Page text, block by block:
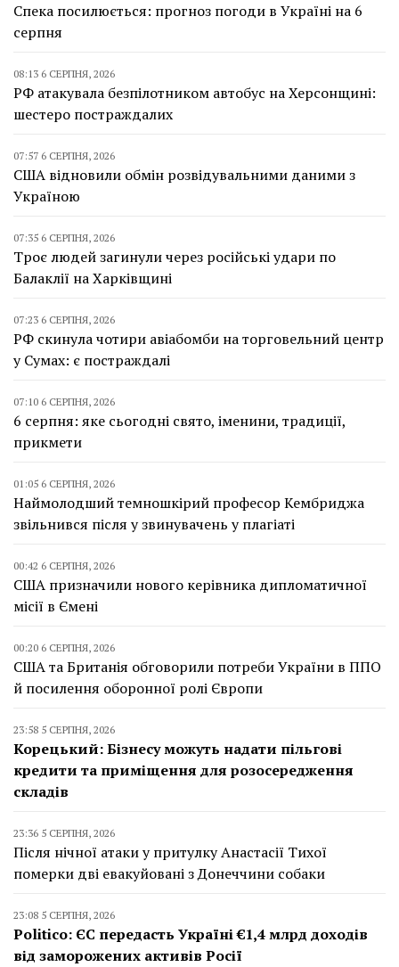
Спека посилюється: прогноз погоди в Україні на 6
серпня
08:13 6 СЕРПНЯ, 2026
РФ атакувала безпілотником автобус на Херсонщині:
шестеро постраждалих
07:57 6 СЕРПНЯ, 2026
США відновили обмін розвідувальними даними з
Україною
07:35 6 СЕРПНЯ, 2026
Троє людей загинули через російські удари по
Балаклії на Харківщині
07:23 6 СЕРПНЯ, 2026
РФ скинула чотири авіабомби на торговельний центр
у Сумах: є постраждалі
07:10 6 СЕРПНЯ, 2026
6 серпня: яке сьогодні свято, іменини, традиції,
прикмети
01:05 6 СЕРПНЯ, 2026
Наймолодший темношкірий професор Кембриджа
звільнився після у звинувачень у плагіаті
00:42 6 СЕРПНЯ, 2026
США призначили нового керівника дипломатичної
місії в Ємені
00:20 6 СЕРПНЯ, 2026
США та Британія обговорили потреби України в ППО
й посилення оборонної ролі Європи
23:58 5 СЕРПНЯ, 2026
Корецький: Бізнесу можуть надати пільгові
кредити та приміщення для розосередження
складів
23:36 5 СЕРПНЯ, 2026
Після нічної атаки у притулку Анастасії Тихої
померки дві евакуйовані з Донеччини собаки
23:08 5 СЕРПНЯ, 2026
Politico: ЄС передасть Україні €1,4 млрд доходів
від заморожених активів Росії